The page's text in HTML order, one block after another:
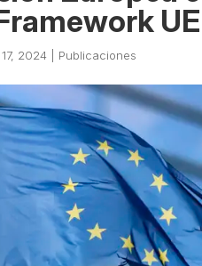
2024 Publicaciones